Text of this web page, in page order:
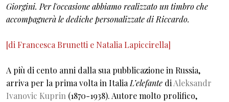
Giorgini. Per l'occasione abbiamo realizzato un timbro che
accompagnerà le dediche personalizzate di Riccardo.
[di Francesca Brunetti e Natalia Lapiccirella]
A più di cento anni dalla sua pubblicazione in Russia,
arriva per la prima volta in Italia L’elefante di Aleksandr
Ivanovic Kuprin (1870-1938). Autore molto prolifico,